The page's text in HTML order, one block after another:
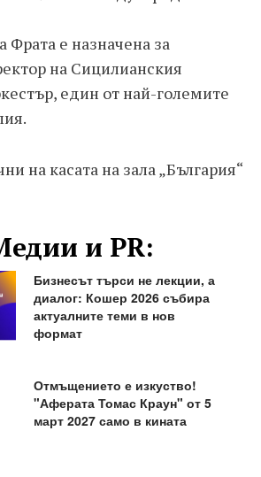
е назначена за
на Сицилианския
един от най-големите
на касата на зала „България“
и PR:
Бизнесът търси не лекции, а
диалог: Кошер 2026 събира
актуалните теми в нов
формат
Отмъщението е изкуство!
"Аферата Томас Краун" от 5
март 2027 само в кината